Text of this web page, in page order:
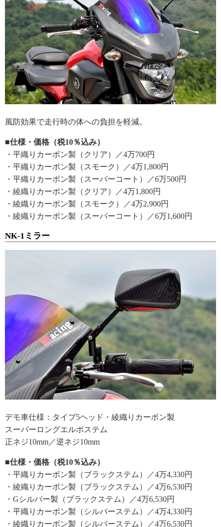
風防効果で走行時の体への負担を軽減。
■仕様・価格（税10％込み）
・平織りカーボン製（クリア）／4万700円
・平織りカーボン製（スモーク）／4万1,800円
・平織りカーボン製（スーパーコート）／6万500円
・綾織りカーボン製（クリア）／4万1,800円
・綾織りカーボン製（スモーク）／4万2,900円
・綾織りカーボン製（スーパーコート）／6万1,600円
NK-1ミラー
デモ車仕様：タイプ5ヘッド・綾織りカーボン製
スーパーロングエルボステム
正ネジ10mm／逆ネジ10mm
■仕様・価格（税10％込み）
・平織りカーボン製（ブラックステム）／4万4,330円
・綾織りカーボン製（ブラックステム）／4万6,530円
・Gシルバー製（ブラックステム）／4万6,530円
・平織りカーボン製（シルバーステム）／4万4,330円
・綾織りカーボン製（シルバーステム）／4万6,530円